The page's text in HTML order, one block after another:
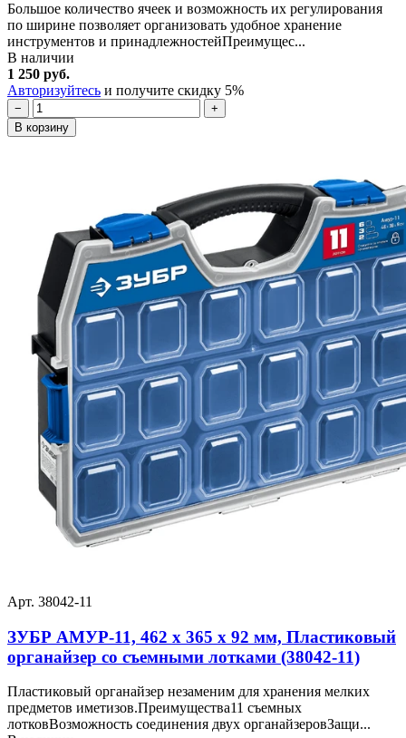
Большое количество ячеек и возможность их регулирования
по ширине позволяет организовать удобное хранение
инструментов и принадлежностейПреимущес...
В наличии
1 250 руб.
Авторизуйтесь и получите скидку 5%
−
+
В корзину
Арт. 38042-11
ЗУБР АМУР-11, 462 х 365 х 92 мм, Пластиковый
органайзер со съемными лотками (38042-11)
Пластиковый органайзер незаменим для хранения мелких
предметов иметизов.Преимущества11 съемных
лотковВозможность соединения двух органайзеровЗащи...